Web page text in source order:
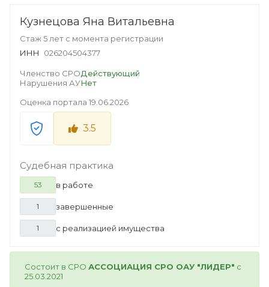
Кузнецова Яна Витальевна
Стаж 5 лет с момента регистрации
ИНН
026204504377
Членство СРОДействующий
Нарушения АУНет
Оценка портала 19.06.2026
3.5
Судебная практика
53 в работе
1 завершенные
1 с реализацией имущества
Состоит в СРО АССОЦИАЦИЯ СРО ОАУ "ЛИДЕР" с
25.03.2021